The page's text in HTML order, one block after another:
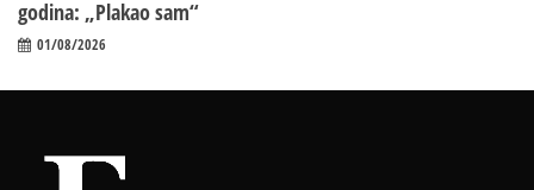
godina: „Plakao sam“
01/08/2026